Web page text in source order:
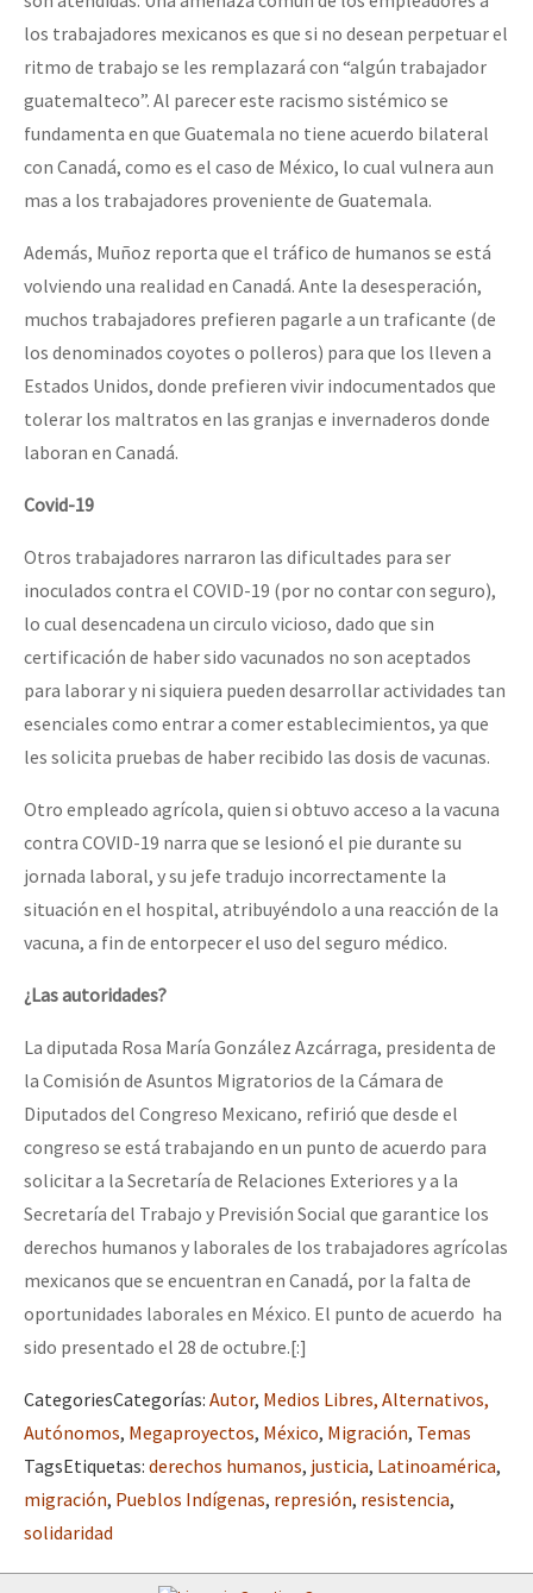
los trabajadores mexicanos es que si no desean perpetuar el
ritmo de trabajo se les remplazará con “algún trabajador
guatemalteco”. Al parecer este racismo sistémico se
fundamenta en que Guatemala no tiene acuerdo bilateral
con Canadá, como es el caso de México, lo cual vulnera aun
mas a los trabajadores proveniente de Guatemala.
Además, Muñoz reporta que el tráfico de humanos se está
volviendo una realidad en Canadá. Ante la desesperación,
muchos trabajadores prefieren pagarle a un traficante (de
los denominados coyotes o polleros) para que los lleven a
Estados Unidos, donde prefieren vivir indocumentados que
tolerar los maltratos en las granjas e invernaderos donde
laboran en Canadá.
Covid-19
Otros trabajadores narraron las dificultades para ser
inoculados contra el COVID-19 (por no contar con seguro),
lo cual desencadena un circulo vicioso, dado que sin
certificación de haber sido vacunados no son aceptados
para laborar y ni siquiera pueden desarrollar actividades tan
esenciales como entrar a comer establecimientos, ya que
les solicita pruebas de haber recibido las dosis de vacunas.
Otro empleado agrícola, quien si obtuvo acceso a la vacuna
contra COVID-19 narra que se lesionó el pie durante su
jornada laboral, y su jefe tradujo incorrectamente la
situación en el hospital, atribuyéndolo a una reacción de la
vacuna, a fin de entorpecer el uso del seguro médico.
¿Las autoridades?
La diputada Rosa María González Azcárraga, presidenta de
la Comisión de Asuntos Migratorios de la Cámara de
Diputados del Congreso Mexicano, refirió que desde el
congreso se está trabajando en un punto de acuerdo para
solicitar a la Secretaría de Relaciones Exteriores y a la
Secretaría del Trabajo y Previsión Social que garantice los
derechos humanos y laborales de los trabajadores agrícolas
mexicanos que se encuentran en Canadá, por la falta de
oportunidades laborales en México. El punto de acuerdo ha
sido presentado el 28 de octubre.[:]
CategoriesCategorías: Autor, Medios Libres, Alternativos,
Autónomos, Megaproyectos, México, Migración, Temas
TagsEtiquetas: derechos humanos, justicia, Latinoamérica,
migración, Pueblos Indígenas, represión, resistencia,
solidaridad